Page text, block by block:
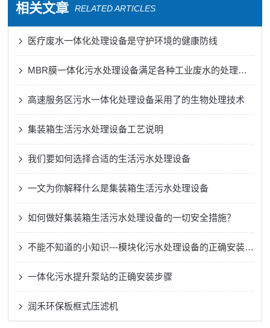
相关文章 RELATED ARTICLES
医疗废水一体化处理设备是守护环境的健康防线
MBR膜一体化污水处理设备满足各种工业废水的处理需求
高速服务区污水一体化处理设备采用了的生物处理技术
集装箱生活污水处理设备工艺说明
我们要如何选择合适的生活污水处理设备
一文为你解释什么是集装箱生活污水处理设备
如何做好集装箱生活污水处理设备的一切安全措施？
不能不知道的小知识---模块化污水处理设备的正确安装方法
一体化污水提升泵站的正确安装步骤
润禾环保板框式压滤机